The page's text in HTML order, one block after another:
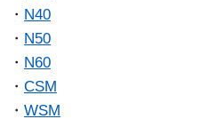
N40
N50
N60
CSM
WSM